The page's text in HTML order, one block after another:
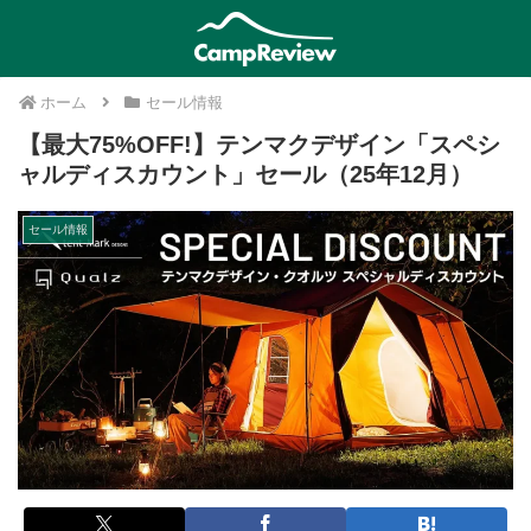
ホーム セール情報
【最大75%OFF!】テンマクデザイン「スペシ
ャルディスカウント」セール（25年12月）
セール情報